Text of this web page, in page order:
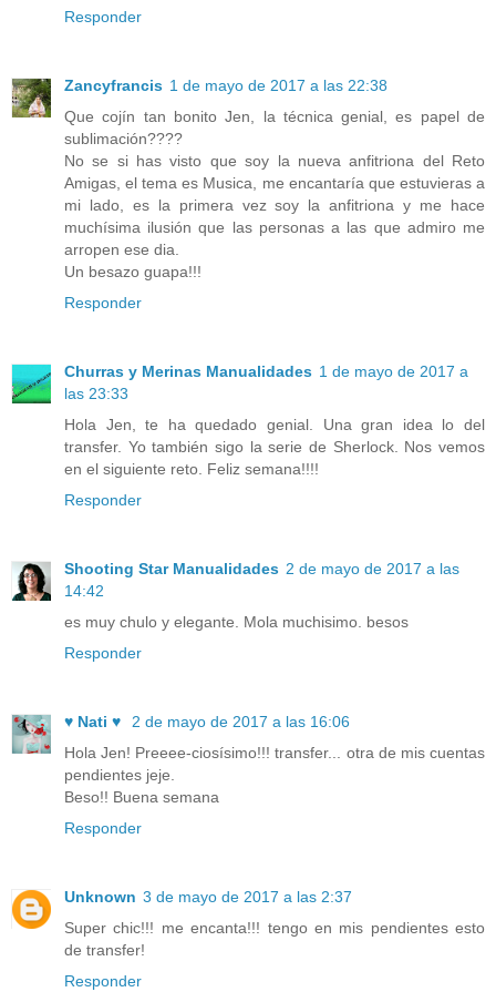
Responder
Zancyfrancis 1 de mayo de 2017 a las 22:38
Que cojín tan bonito Jen, la técnica genial, es papel de
sublimación????
No se si has visto que soy la nueva anfitriona del Reto
Amigas, el tema es Musica, me encantaría que estuvieras a
mi lado, es la primera vez soy la anfitriona y me hace
muchísima ilusión que las personas a las que admiro me
arropen ese dia.
Un besazo guapa!!!
Responder
Churras y Merinas Manualidades 1 de mayo de 2017 a
las 23:33
Hola Jen, te ha quedado genial. Una gran idea lo del
transfer. Yo también sigo la serie de Sherlock. Nos vemos
en el siguiente reto. Feliz semana!!!!
Responder
Shooting Star Manualidades 2 de mayo de 2017 a las
14:42
es muy chulo y elegante. Mola muchisimo. besos
Responder
♥ Nati ♥
2 de mayo de 2017 a las 16:06
Hola Jen! Preeee-ciosísimo!!! transfer... otra de mis cuentas
pendientes jeje.
Beso!! Buena semana
Responder
Unknown 3 de mayo de 2017 a las 2:37
Super chic!!! me encanta!!! tengo en mis pendientes esto
de transfer!
Responder